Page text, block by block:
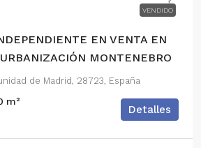
VENDIDO
EN VENTA EN
MONTENEBRO
de Madrid, 28723, España
m²
Detalles